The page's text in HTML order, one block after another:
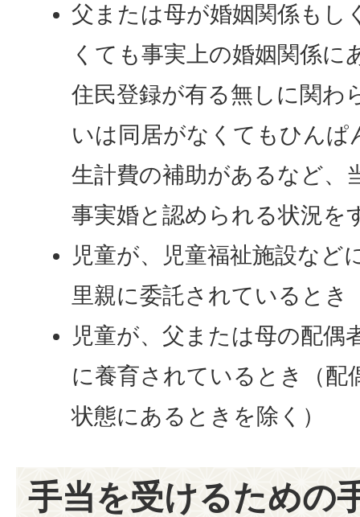
父または母が婚姻関係もし
くても事実上の婚姻関係に
住民登録が有る無しに関わ
いは同居がなくてもひんぱ
生計費の補助があるなど、
事実婚と認められる状況を
児童が、児童福祉施設など
里親に委託されているとき
児童が、父または母の配偶
に養育されているとき（配
状態にあるときを除く）
手当を受けるための